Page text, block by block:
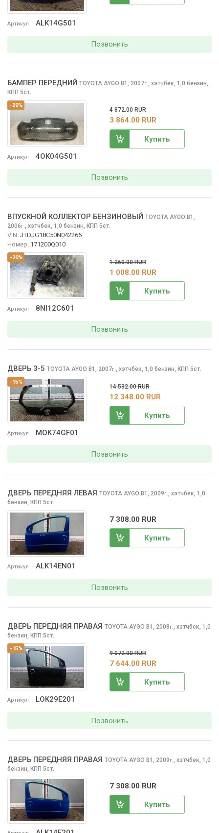
Артикул ALK14G501
Позвонить
-20%
Артикул 4OK04G501
БАМПЕР ПЕРЕДНИЙ TOYOTA AYGO B1, 2007г., хэтчбек, 1,0 бензин,
КПП 5ст.
4 872.00 RUR
3 864.00 RUR
Купить
Позвонить
-20%
Артикул 8NI12C601
ВПУСКНОЙ КОЛЛЕКТОР БЕНЗИНОВЫЙ TOYOTA AYGO B1,
2006г. хэтчбек, 1,0 бензин, КПП 5ст.
VIN: JTDJG18C50N042266
Номер: 171200Q010
1 260.00 RUR
1 008.00 RUR
Купить
Позвонить
-15%
Артикул MOK74GF01
ДВЕРЬ 3-5 TOYOTA AYGO B1, 2007г. хэтчбек, 1,0 бензин, КПП 5ст.
14 532.00 RUR
12 348.00 RUR
Купить
Позвонить
Артикул ALK14EN01
ДВЕРЬ ПЕРЕДНЯЯ ЛЕВАЯ TOYOTA AYGO B1, 2009г. хэтчбек, 1,0
бензин, КПП 5ст.
7 308.00 RUR
Купить
Позвонить
-15%
Артикул LOK29E201
ДВЕРЬ ПЕРЕДНЯЯ ПРАВАЯ TOYOTA AYGO B1, 2008г. хэтчбек, 1,0
бензин, КПП 5ст.
9 072.00 RUR
7 644.00 RUR
Купить
Позвонить
ДВЕРЬ ПЕРЕДНЯЯ ПРАВАЯ TOYOTA AYGO B1, 2009г. хэтчбек, 1,0
бензин, КПП 5ст.
7 308.00 RUR
Купить